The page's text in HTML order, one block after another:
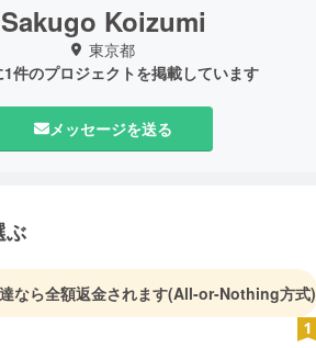
Sakugo Koizumi
東京都
1件のプロジェクトを掲載しています
メッセージを送る
ぶ
なら全額返金されます(All-or-Nothing方式)